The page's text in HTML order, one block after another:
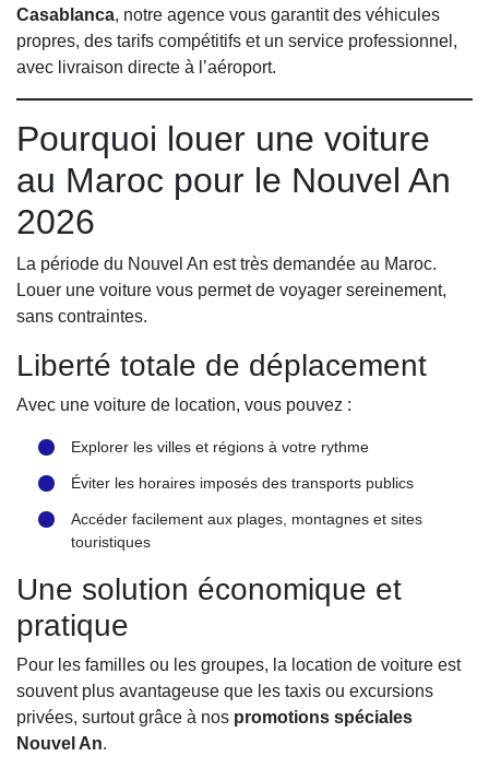
Casablanca, notre agence vous garantit des véhicules
propres, des tarifs compétitifs et un service professionnel,
avec livraison directe à l’aéroport.
Pourquoi louer une voiture
au Maroc pour le Nouvel An
2026
La période du Nouvel An est très demandée au Maroc.
Louer une voiture vous permet de voyager sereinement,
sans contraintes.
Liberté totale de déplacement
Avec une voiture de location, vous pouvez :
Explorer les villes et régions à votre rythme
Éviter les horaires imposés des transports publics
Accéder facilement aux plages, montagnes et sites
touristiques
Une solution économique et
pratique
Pour les familles ou les groupes, la location de voiture est
souvent plus avantageuse que les taxis ou excursions
privées, surtout grâce à nos promotions spéciales
Nouvel An.